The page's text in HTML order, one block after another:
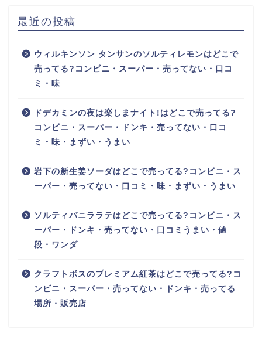
最近の投稿
ウィルキンソン タンサンのソルティレモンはどこで
売ってる?コンビニ・スーパー・売ってない・口コ
ミ・味
ドデカミンの夜は楽しまナイト!はどこで売ってる?
コンビニ・スーパー・ドンキ・売ってない・口コ
ミ・味・まずい・うまい
岩下の新生姜ソーダはどこで売ってる?コンビニ・ス
ーパー・売ってない・口コミ・味・まずい・うまい
ソルティバニララテはどこで売ってる?コンビニ・ス
ーパー・ドンキ・売ってない・口コミうまい・値
段・ワンダ
クラフトボスのプレミアム紅茶はどこで売ってる?コ
ンビニ・スーパー・売ってない・ドンキ・売ってる
場所・販売店